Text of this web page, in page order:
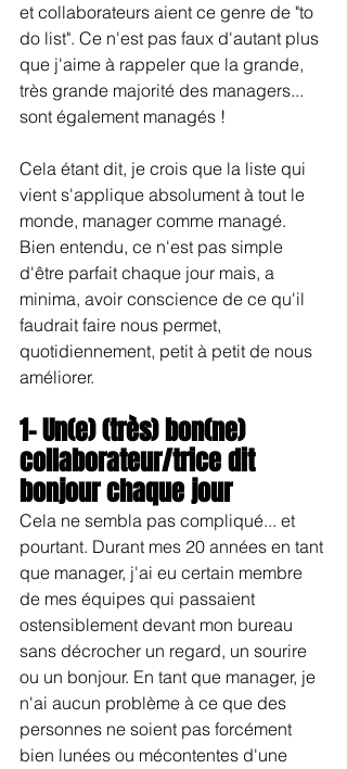
et collaborateurs aient ce genre de "to
do list". Ce n'est pas faux d'autant plus
que j'aime à rappeler que la grande,
très grande majorité des managers...
sont également managés !
Cela étant dit, je crois que la liste qui
vient s'applique absolument à tout le
monde, manager comme managé.
Bien entendu, ce n'est pas simple
d'être parfait chaque jour mais, a
minima, avoir conscience de ce qu'il
faudrait faire nous permet,
quotidiennement, petit à petit de nous
améliorer.
1- Un(e) (très) bon(ne)
collaborateur/trice dit
bonjour chaque jour
Cela ne sembla pas compliqué... et
pourtant. Durant mes 20 années en tant
que manager, j'ai eu certain membre
de mes équipes qui passaient
ostensiblement devant mon bureau
sans décrocher un regard, un sourire
ou un bonjour. En tant que manager, je
n'ai aucun problème à ce que des
personnes ne soient pas forcément
bien lunées ou mécontentes d'une